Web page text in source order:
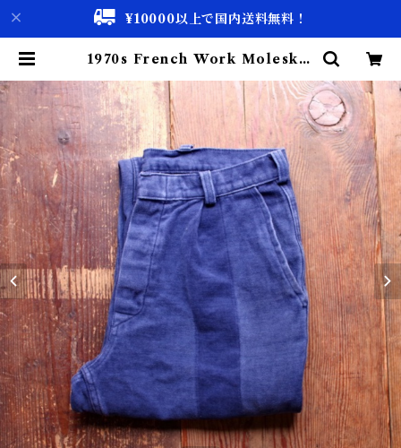
¥10000以上で国内送料無料！
1970s French Work Moleskin
ンス モールスキン パンツ 古着 | 古
着屋 仙台 biscco【古着 & Vinta
ge 通販】